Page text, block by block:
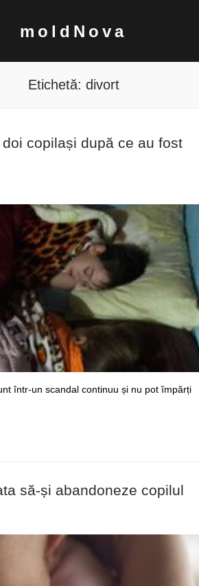
moldNova
Etichetă: divort
copilași după ce au fost
într-un scandal continuu și nu pot împărți
să-și abandoneze copilul